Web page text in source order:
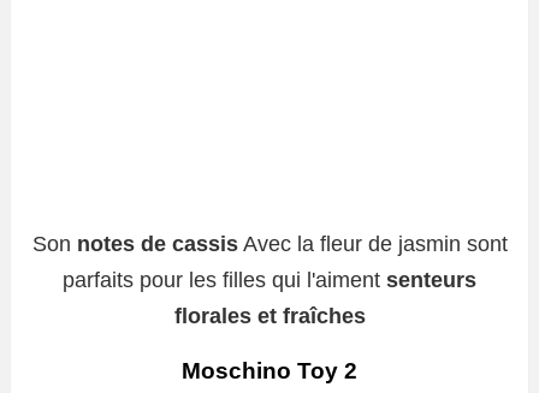
Son notes de cassisAvec la fleur de jasmin sont
parfaits pour les filles qui l'aiment senteurs
florales et fraîches
Moschino Toy 2